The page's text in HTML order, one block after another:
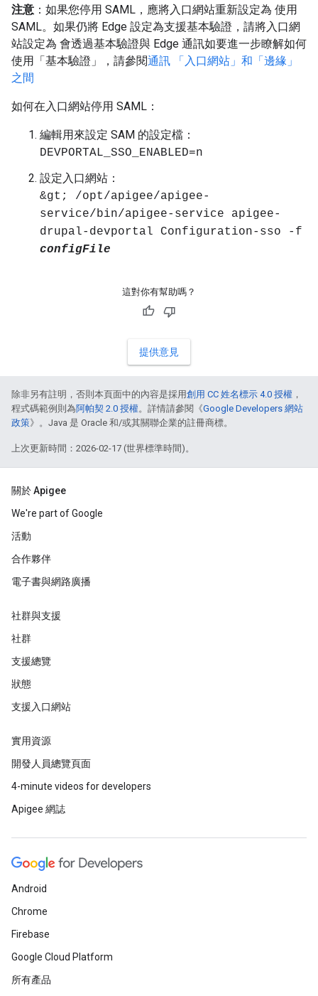
注意 ：如果您停用 SAML，應將入口網站重新設定為 使用
SAML。如果仍將 Edge 設定為支援基本驗證，請將入口網
站設定為 會透過基本驗證與 Edge 通訊如要進一步瞭解如何
使用「基本驗證」，請參閱通訊 「入口網站」和「邊緣」
之間
如何在入口網站停用 SAML：
編輯用來設定 SAM 的設定檔：
DEVPORTAL_SSO_ENABLED=n
設定入口網站：
&gt; /opt/apigee/apigee-
service/bin/apigee-service apigee-
drupal-devportal Configuration-sso -f
configFile
這對你有幫助嗎？
提供意見
除非另有註明，否則本頁面中的內容是採用創用 CC 姓名標示 4.0 授權 ，
程式碼範例則為阿帕契 2.0 授權。詳情請參閱《Google Developers 網站
政策》。Java 是 Oracle 和/或其關聯企業的註冊商標。
上次更新時間：2026-02-17 (世界標準時間)。
關於 Apigee
We're part of Google
活動
合作夥伴
電子書與網路廣播
社群與支援
社群
支援總覽
狀態
支援入口網站
實用資源
開發人員總覽頁面
4-minute videos for developers
Apigee 網誌
Android
Chrome
Firebase
Google Cloud Platform
所有產品